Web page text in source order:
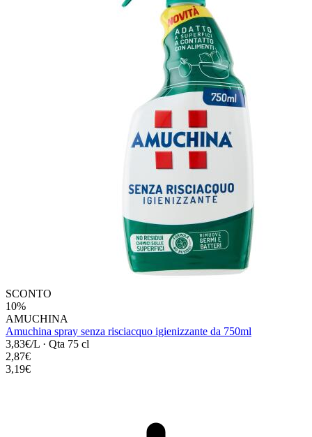
SCONTO
10%
AMUCHINA
Amuchina spray senza risciacquo igienizzante da 750ml
3,83€/L · Qta 75 cl
2,87€
3,19€